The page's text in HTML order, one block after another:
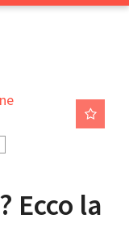
Ecco la